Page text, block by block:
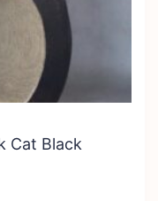
Cat Black